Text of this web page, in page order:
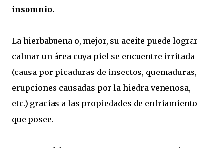
insomnio.
La hierbabuena o, mejor, su aceite puede lograr
calmar un área cuya piel se encuentre irritada
(causa por picaduras de insectos, quemaduras,
erupciones causadas por la hiedra venenosa,
etc.) gracias a las propiedades de enfriamiento
que posee.